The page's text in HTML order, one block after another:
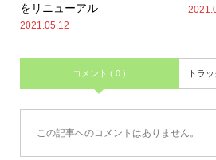
をリニューアル
2021.05.12
コメント ( 0 ) トラ
この記事へのコメントはありません。